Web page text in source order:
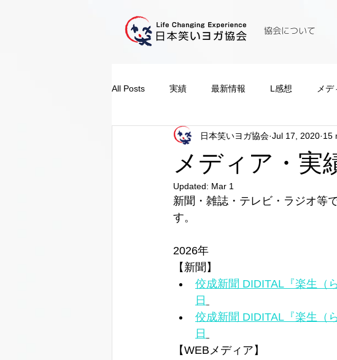
協会について
All Posts 実績 最新情報 L感想 メデ
メディア・実
日本笑いヨガ協会 Jul 17, 2020 15
Updated: Mar 1
新聞・雑誌・テレビ・ラジオ等
す。
2026年
【新聞】
佼成新聞 DIDITAL『楽生（
日
佼成新聞 DIDITAL『楽生（
日
【WEBメディア】